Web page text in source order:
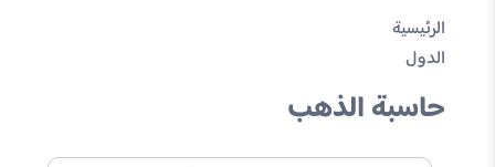
الرئيسية
الدول
حاسبة الذهب